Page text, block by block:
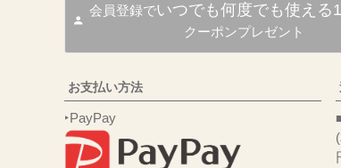
会員登録でいつでも何度でも使える
クーポンプレゼント
お支払い方法
‣PayPay